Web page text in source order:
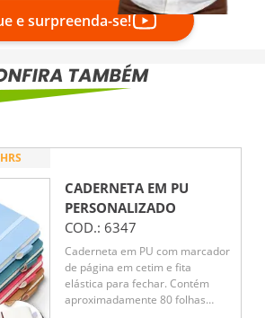
e surpreenda-se!
CADERNETA EM PU
PERSONALIZADO
COD.: 6347
Caderneta em PU com marcador
de página em cetim e fita
elástica para fechar. Contém
aproximadamente 80 folhas